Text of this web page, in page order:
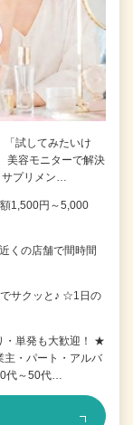
「試してみたいけ
美容モニターで解決
プリメン…
1,500円～5,000
くの店舗で間時間
サクッと♪ ☆1日の
・単発も大歓迎！ ★
主・パート・アルバ
代～50代…